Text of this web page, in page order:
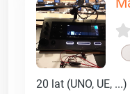
20 lat (UNO, UE,